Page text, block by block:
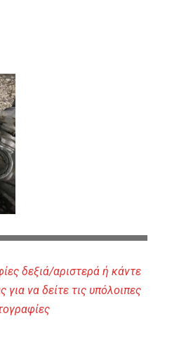
δεξιά/αριστερά ή κάντε
για να δείτε τις υπόλοιπες